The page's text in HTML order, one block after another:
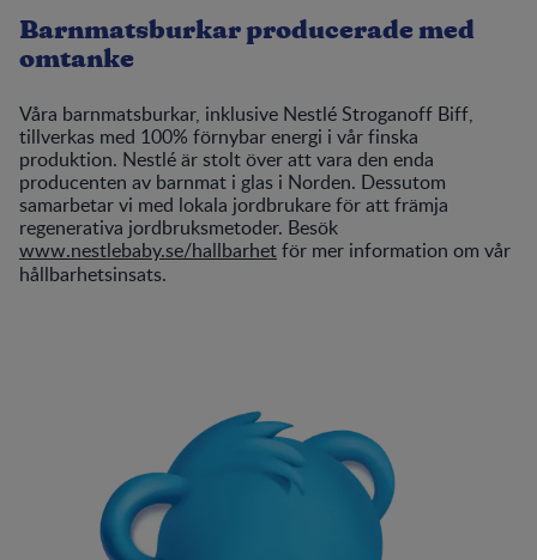
Barnmatsburkar producerade med
omtanke
Våra barnmatsburkar, inklusive Nestlé Stroganoff Biff,
tillverkas med 100% förnybar energi i vår finska
produktion. Nestlé är stolt över att vara den enda
producenten av barnmat i glas i Norden. Dessutom
samarbetar vi med lokala jordbrukare för att främja
regenerativa jordbruksmetoder. Besök
www.nestlebaby.se/hallbarhetför mer information om vår
hållbarhetsinsats.